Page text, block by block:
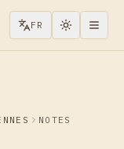
FR
NOTES